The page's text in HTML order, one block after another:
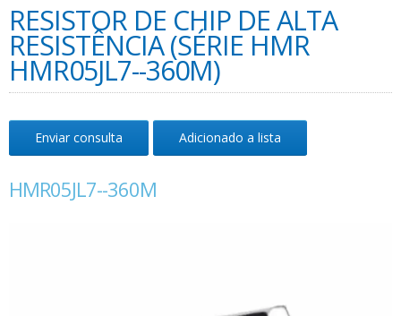
RESISTOR DE CHIP DE ALTA
RESISTÊNCIA (SÉRIE HMR
HMR05JL7--360M)
Enviar consulta Adicionado a lista
HMR05JL7--360M